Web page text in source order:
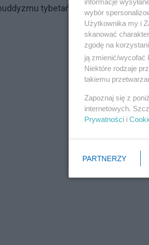
tybetańskiego
wybór
Użytkownika my i
skanować
zgodę na
ją zmienić/wycofać
Niektóre rodzaje
takiemu
Zapoznaj się z
internetowych.
Prywatności i
PARTNERZY